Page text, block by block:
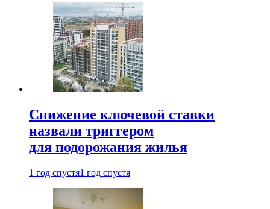
Снижение ключевой ставки
назвали триггером
для подорожания жилья
1 год спустя1 год спустя